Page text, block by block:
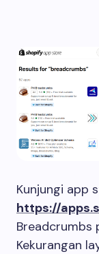
Kunjungi app
https://
Breadcrumbs
Kekurangan